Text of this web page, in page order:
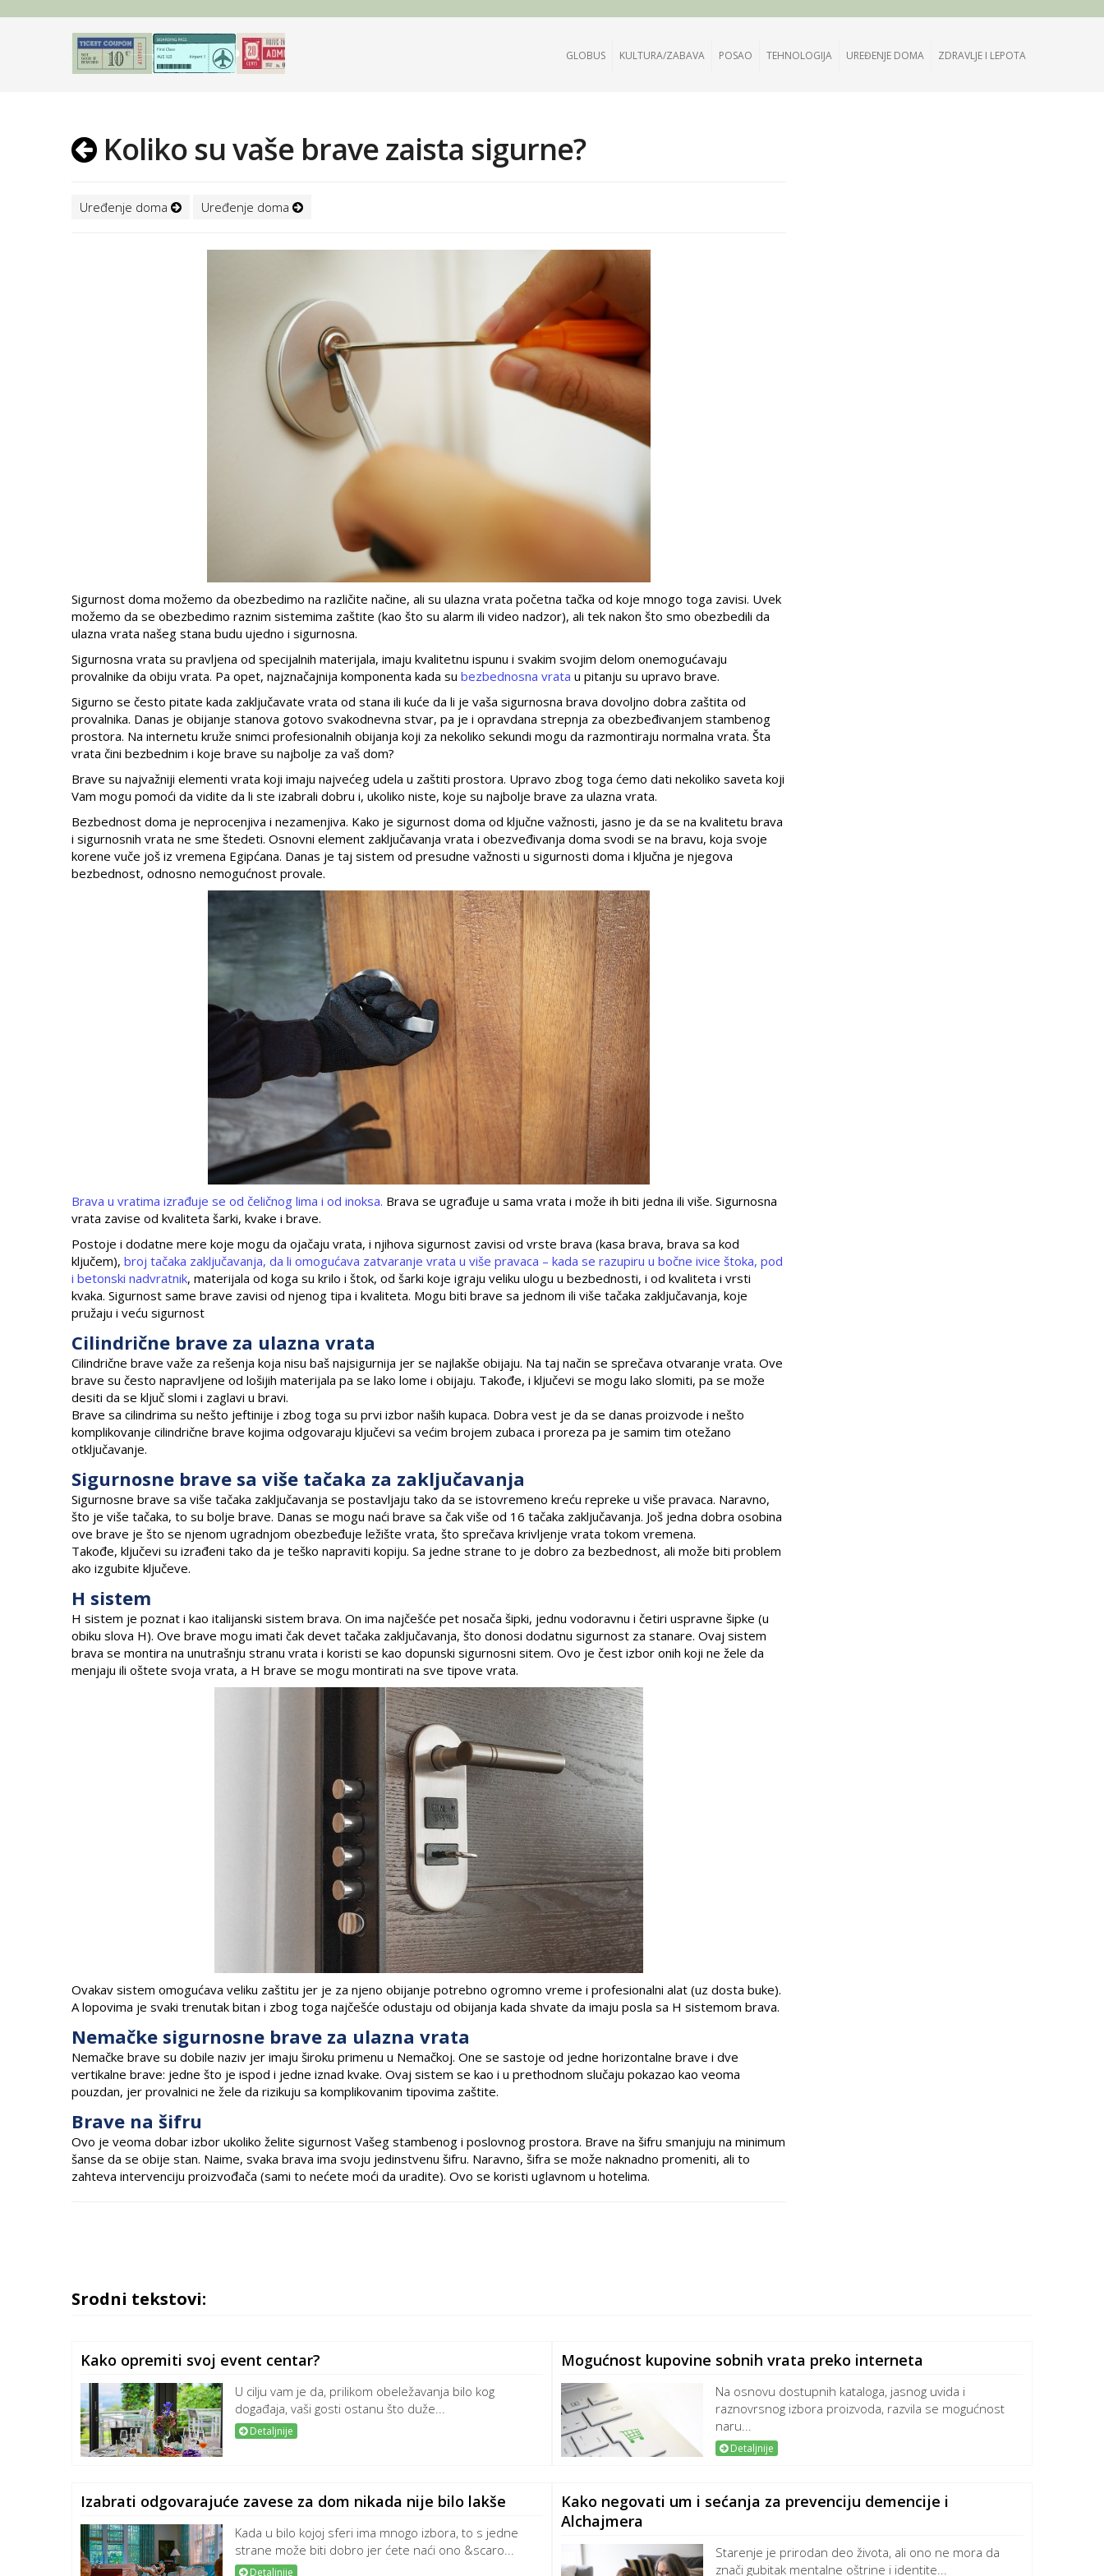
GLOBUS KULTURA/ZABAVA POSAO TEHNOLOGIJA UREĐENJE DOMA ZDRAVLJE I LEPOTA
Koliko su vaše brave zaista sigurne?
Uređenje doma Uređenje doma
Sigurnost doma možemo da obezbedimo na različite načine, ali su ulazna vrata početna tačka od koje mnogo toga zavisi. Uvek
možemo da se obezbedimo raznim sistemima zaštite (kao što su alarm ili video nadzor), ali tek nakon što smo obezbedili da
ulazna vrata našeg stana budu ujedno i sigurnosna.
Sigurnosna vrata su pravljena od specijalnih materijala, imaju kvalitetnu ispunu i svakim svojim delom onemogućavaju
provalnike da obiju vrata. Pa opet, najznačajnija komponenta kada su bezbednosna vrata u pitanju su upravo brave.
Sigurno se često pitate kada zaključavate vrata od stana ili kuće da li je vaša sigurnosna brava dovoljno dobra zaštita od
provalnika. Danas je obijanje stanova gotovo svakodnevna stvar, pa je i opravdana strepnja za obezbeđivanjem stambenog
prostora. Na internetu kruže snimci profesionalnih obijanja koji za nekoliko sekundi mogu da razmontiraju normalna vrata. Šta
vrata čini bezbednim i koje brave su najbolje za vaš dom?
Brave su najvažniji elementi vrata koji imaju najvećeg udela u zaštiti prostora. Upravo zbog toga ćemo dati nekoliko saveta koji
Vam mogu pomoći da vidite da li ste izabrali dobru i, ukoliko niste, koje su najbolje brave za ulazna vrata.
Bezbednost doma je neprocenjiva i nezamenjiva. Kako je sigurnost doma od ključne važnosti, jasno je da se na kvalitetu brava
i sigurnosnih vrata ne sme štedeti. Osnovni element zaključavanja vrata i obezveđivanja doma svodi se na bravu, koja svoje
korene vuče još iz vremena Egipćana. Danas je taj sistem od presudne važnosti u sigurnosti doma i ključna je njegova
bezbednost, odnosno nemogućnost provale.
Brava u vratima izrađuje se od čeličnog lima i od inoksa. Brava se ugrađuje u sama vrata i može ih biti jedna ili više. Sigurnosna
vrata zavise od kvaliteta šarki, kvake i brave.
Postoje i dodatne mere koje mogu da ojačaju vrata, i njihova sigurnost zavisi od vrste brava (kasa brava, brava sa kod
ključem), broj tačaka zaključavanja, da li omogućava zatvaranje vrata u više pravaca – kada se razupiru u bočne ivice štoka, pod
i betonski nadvratnik, materijala od koga su krilo i štok, od šarki koje igraju veliku ulogu u bezbednosti, i od kvaliteta i vrsti
kvaka. Sigurnost same brave zavisi od njenog tipa i kvaliteta. Mogu biti brave sa jednom ili više tačaka zaključavanja, koje
pružaju i veću sigurnost
Cilindrične brave za ulazna vrata
Cilindrične brave važe za rešenja koja nisu baš najsigurnija jer se najlakše obijaju. Na taj način se sprečava otvaranje vrata. Ove
brave su često napravljene od lošijih materijala pa se lako lome i obijaju. Takođe, i ključevi se mogu lako slomiti, pa se može
desiti da se ključ slomi i zaglavi u bravi.
Brave sa cilindrima su nešto jeftinije i zbog toga su prvi izbor naših kupaca. Dobra vest je da se danas proizvode i nešto
komplikovanje cilindrične brave kojima odgovaraju ključevi sa većim brojem zubaca i proreza pa je samim tim otežano
otključavanje.
Sigurnosne brave sa više tačaka za zaključavanja
Sigurnosne brave sa više tačaka zaključavanja se postavljaju tako da se istovremeno kreću repreke u više pravaca. Naravno,
što je više tačaka, to su bolje brave. Danas se mogu naći brave sa čak više od 16 tačaka zaključavanja. Još jedna dobra osobina
ove brave je što se njenom ugradnjom obezbeđuje ležište vrata, što sprečava krivljenje vrata tokom vremena.
Takođe, ključevi su izrađeni tako da je teško napraviti kopiju. Sa jedne strane to je dobro za bezbednost, ali može biti problem
ako izgubite ključeve.
H sistem
H sistem je poznat i kao italijanski sistem brava. On ima najčešće pet nosača šipki, jednu vodoravnu i četiri uspravne šipke (u
obiku slova H). Ove brave mogu imati čak devet tačaka zaključavanja, što donosi dodatnu sigurnost za stanare. Ovaj sistem
brava se montira na unutrašnju stranu vrata i koristi se kao dopunski sigurnosni sitem. Ovo je čest izbor onih koji ne žele da
menjaju ili oštete svoja vrata, a H brave se mogu montirati na sve tipove vrata.
Ovakav sistem omogućava veliku zaštitu jer je za njeno obijanje potrebno ogromno vreme i profesionalni alat (uz dosta buke).
A lopovima je svaki trenutak bitan i zbog toga najčešće odustaju od obijanja kada shvate da imaju posla sa H sistemom brava.
Nemačke sigurnosne brave za ulazna vrata
Nemačke brave su dobile naziv jer imaju široku primenu u Nemačkoj. One se sastoje od jedne horizontalne brave i dve
vertikalne brave: jedne što je ispod i jedne iznad kvake. Ovaj sistem se kao i u prethodnom slučaju pokazao kao veoma
pouzdan, jer provalnici ne žele da rizikuju sa komplikovanim tipovima zaštite.
Brave na šifru
Ovo je veoma dobar izbor ukoliko želite sigurnost Vašeg stambenog i poslovnog prostora. Brave na šifru smanjuju na minimum
šanse da se obije stan. Naime, svaka brava ima svoju jedinstvenu šifru. Naravno, šifra se može naknadno promeniti, ali to
zahteva intervenciju proizvođača (sami to nećete moći da uradite). Ovo se koristi uglavnom u hotelima.
Srodni tekstovi:
Kako opremiti svoj event centar?
U cilju vam je da, prilikom obeležavanja bilo kog
događaja, vaši gosti ostanu što duže...
Detaljnije
Mogućnost kupovine sobnih vrata preko interneta
Na osnovu dostupnih kataloga, jasnog uvida i
raznovrsnog izbora proizvoda, razvila se mogućnost
naru...
Detaljnije
Izabrati odgovarajuće zavese za dom nikada nije bilo lakše
Kada u bilo kojoj sferi ima mnogo izbora, to s jedne
strane može biti dobro jer ćete naći ono &scaro...
Detaljnije
Kako negovati um i sećanja za prevenciju demencije i
Alchajmera
Starenje je prirodan deo života, ali ono ne mora da
znači gubitak mentalne oštrine i identite...